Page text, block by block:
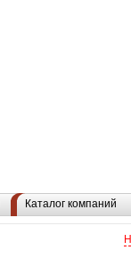
Каталог компаний